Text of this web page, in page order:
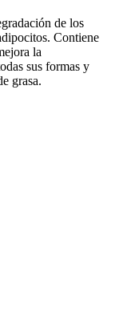
de los
Contiene
la
sus formas y
grasa.